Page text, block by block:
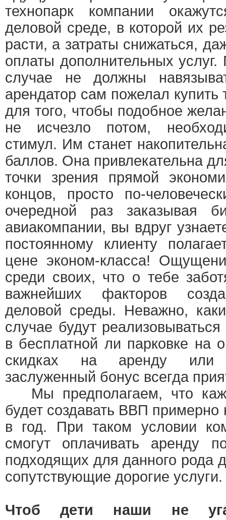
технопарк компании
деловой среде, в которой их
расти, а затраты снижаться,
оплаты дополнительных
случае не должны
арендатор сам пожелал купить
для того, чтобы подобное
не исчезло потом,
стимул. Им станет
баллов. Она привлекательна
точки зрения прямой
концов, просто по-
очередной раз заказывая
авиакомпании, вы вдруг
постоянному клиенту
цене эконом-класса!
среди своих, что о тебе
важнейших факторов
деловой среды. Неважно,
случае будут
в бесплатной ли парковке на
скидках на аренду или
заслуженный бонус всегда
Мы предполагаем, что
будет создавать ВВП примерно
в год. При таком условии
смогут оплачивать аренду
подходящих для данного рода
сопутствующие дорогие услуги.
Чтоб дети наши не